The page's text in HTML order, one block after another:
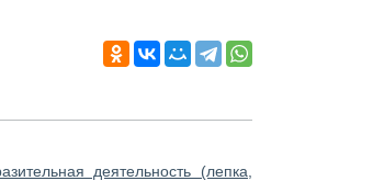
деятельность (лепка,